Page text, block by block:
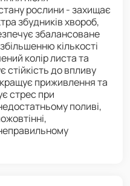
рослини - захищає
збудників хвороб,
збалансоване
кількості
колір листа та
стійкість до впливу
приживлення та
стрес при
поливі,